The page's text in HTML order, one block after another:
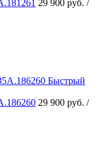
29 900 руб. /
Быстрый
29 900 руб. /